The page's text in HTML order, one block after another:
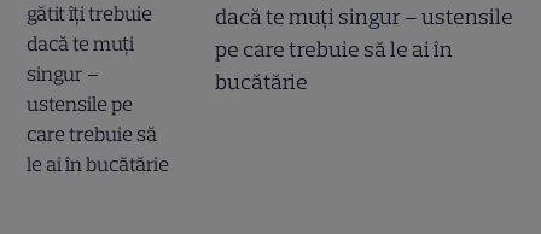
dacă te muți singur – ustensile
pe care trebuie să le ai în
bucătărie